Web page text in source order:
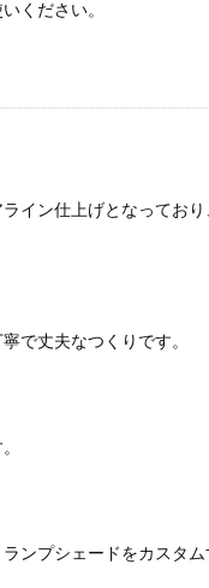
ください。
イン仕上げとなってお
で丈夫なつくりです。
ンプシェードをカスタ